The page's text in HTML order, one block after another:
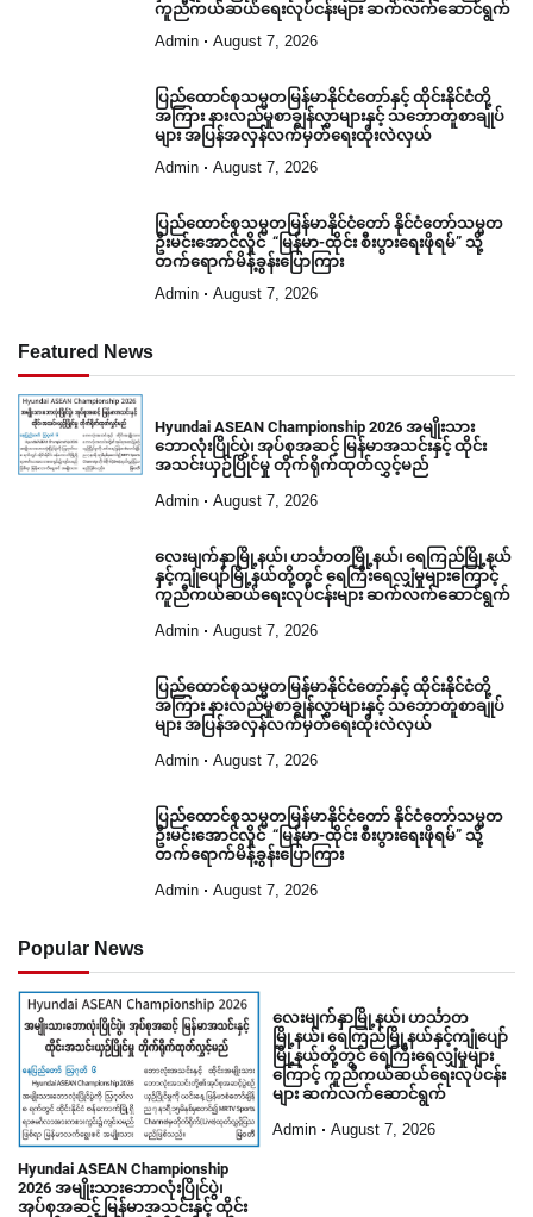
ကူညီကယ်ဆယ်ရေးလုပ်ငန်းများ ဆက်လက်ဆောင်ရွက်
Admin August 7, 2026
ပြည်ထောင်စုသမ္မတမြန်မာနိုင်ငံတော်နှင့် ထိုင်းနိုင်ငံတို့
အကြား နားလည်မှုစာချွန်လွှာများနှင့် သဘောတူစာချုပ်
များ အပြန်အလှန်လက်မှတ်ရေးထိုးလဲလှယ်
Admin August 7, 2026
ပြည်ထောင်စုသမ္မတမြန်မာနိုင်ငံတော် နိုင်ငံတော်သမ္မတ
ဦးမင်းအောင်လှိုင် “မြန်မာ-ထိုင်း စီးပွားရေးဖိုရမ်” သို့
တက်ရောက်မိန့်ခွန်းပြောကြား
Admin August 7, 2026
Featured News
Hyundai ASEAN Championship 2026 အမျိုးသား
ဘောလုံးပြိုင်ပွဲ၊ အုပ်စုအဆင့် မြန်မာအသင်းနှင့် ထိုင်း
အသင်းယှဉ်ပြိုင်မှု တိုက်ရိုက်ထုတ်လွှင့်မည်
Admin August 7, 2026
လေးမျက်နှာမြို့နယ်၊ ဟင်္သာတမြို့နယ်၊ ရေကြည်မြို့နယ်
နှင့်ကျုံပျော်မြို့နယ်တို့တွင် ရေကြီးရေလျှံမှုများကြောင့်
ကူညီကယ်ဆယ်ရေးလုပ်ငန်းများ ဆက်လက်ဆောင်ရွက်
Admin August 7, 2026
ပြည်ထောင်စုသမ္မတမြန်မာနိုင်ငံတော်နှင့် ထိုင်းနိုင်ငံတို့
အကြား နားလည်မှုစာချွန်လွှာများနှင့် သဘောတူစာချုပ်
များ အပြန်အလှန်လက်မှတ်ရေးထိုးလဲလှယ်
Admin August 7, 2026
ပြည်ထောင်စုသမ္မတမြန်မာနိုင်ငံတော် နိုင်ငံတော်သမ္မတ
ဦးမင်းအောင်လှိုင် “မြန်မာ-ထိုင်း စီးပွားရေးဖိုရမ်” သို့
တက်ရောက်မိန့်ခွန်းပြောကြား
Admin August 7, 2026
Popular News
Hyundai ASEAN Championship
2026 အမျိုးသားဘောလုံးပြိုင်ပွဲ၊
အုပ်စုအဆင့် မြန်မာအသင်းနှင့် ထိုင်း
လေးမျက်နှာမြို့နယ်၊ ဟင်္သာတ
မြို့နယ်၊ ရေကြည်မြို့နယ်နှင့်ကျုံပျော်
မြို့နယ်တို့တွင် ရေကြီးရေလျှံမှုများ
ကြောင့် ကူညီကယ်ဆယ်ရေးလုပ်ငန်း
များ ဆက်လက်ဆောင်ရွက်
Admin August 7, 2026